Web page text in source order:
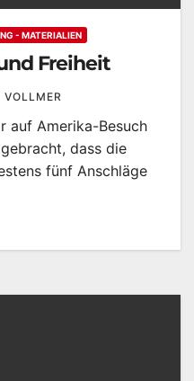
- MATERIALIEN
Freiheit
VOLLMER
auf Amerika-Besuch
dass die
fünf Anschläge